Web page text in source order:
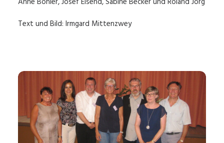
Text und Bild: Irmgard Mittenzwey